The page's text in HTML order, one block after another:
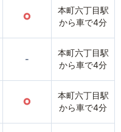
○
本町六丁目駅
から車で4分
-
本町六丁目駅
から車で4分
○
本町六丁目駅
から車で4分